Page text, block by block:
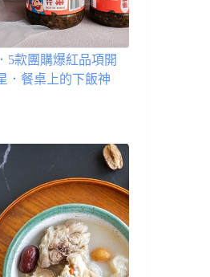
5款團購爆紅品項開
．餐桌上的下飯神